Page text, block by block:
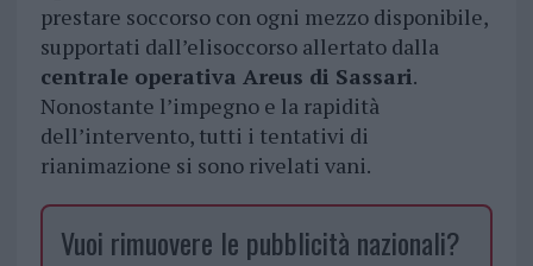
prestare soccorso con ogni mezzo disponibile,
supportati dall’elisoccorso allertato dalla
centrale operativa Areus di Sassari.
Nonostante l’impegno e la rapidità
dell’intervento, tutti i tentativi di
rianimazione si sono rivelati vani.
Vuoi rimuovere le pubblicità nazionali?